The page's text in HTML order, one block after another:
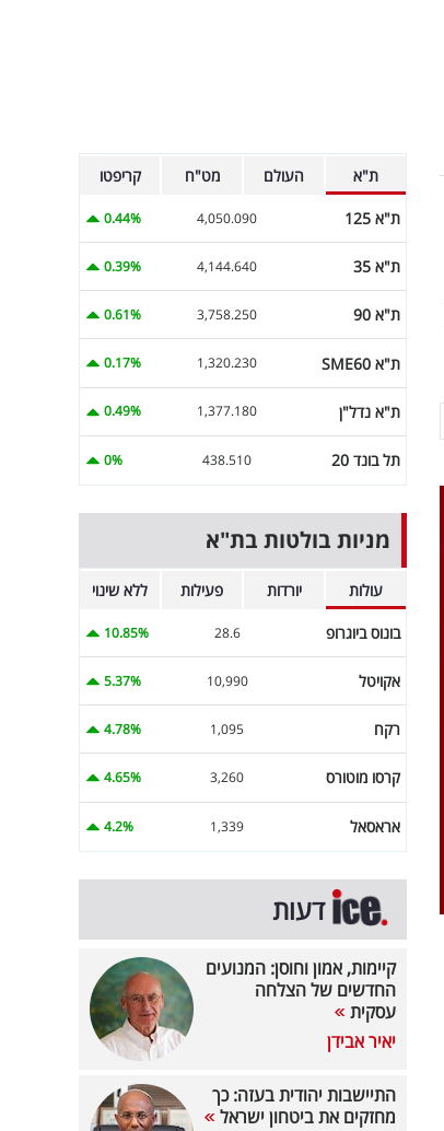
ת"א העולם מט"ח קריפטו
ת"א 125 4,050.090
0.44%
ת"א 35 4,144.640
0.39%
ת"א 90 3,758.250
0.61%
ת"א SME60 1,320.230
0.17%
ת"א נדל"ן 1,377.180
0.49%
תל בונד 20 438.510
0%
מניות בולטות בת"א
עולות יורדות פעילות ללא שינוי
בונוס ביוגרופ 28.6
10.85%
אקויטל 10,990
5.37%
רקח 1,095
4.78%
קרסו מוטורס 3,260
4.65%
אראסאל 1,339
4.2%
דעות
קיימות, אמון וחוסן: המנועים
החדשים של הצלחה
עסקית
יאיר אבידן
התיישבות יהודית בעזה: כך
מחזקים את ביטחון ישראל